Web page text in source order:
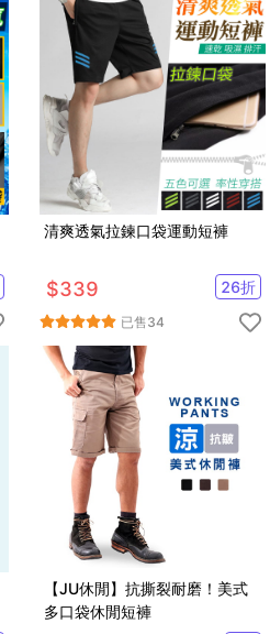
清爽透氣拉鍊口袋運動短褲
$339 26折
已售34
【JU休閒】抗撕裂耐磨！美式
多口袋休閒短褲